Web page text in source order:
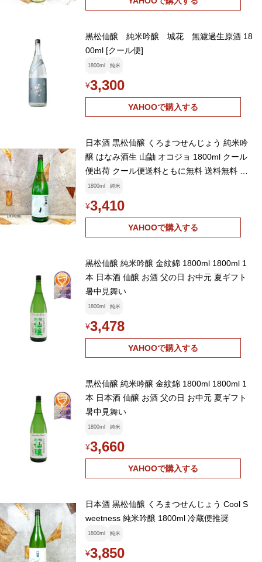
黒松仙醸 純米吟醸 城花 無濾過生原酒 18
00ml [クール便]
1800ml 純米
¥3,300
YAHOOで購入する
日本酒 黒松仙醸 くろまつせんじょう 純米吟
醸 はなみ酒生 山鼬 オコジョ 1800ml クール
便出荷 クール便送料ともに無料 送料無料 詰
め月26.01
1800ml 純米
¥3,410
YAHOOで購入する
黒松仙醸 純米吟醸 金紋錦 1800ml 1800ml 1
本 日本酒 仙醸 お酒 父の日 お中元 夏ギフト
暑中見舞い
1800ml 純米
¥3,478
YAHOOで購入する
黒松仙醸 純米吟醸 金紋錦 1800ml 1800ml 1
本 日本酒 仙醸 お酒 父の日 お中元 夏ギフト
暑中見舞い
1800ml 純米
¥3,660
YAHOOで購入する
日本酒 黒松仙醸 くろまつせんじょう Cool S
weetness 純米吟醸 1800ml 冷蔵便推奨
1800ml 純米
¥3,850